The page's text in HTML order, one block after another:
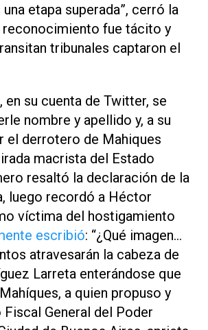
etapa superada”, cerró la
reconocimiento fue tácito y
tribunales captaron el
en su cuenta de Twitter, se
nombre y apellido y, a su
el derrotero de Mahiques
macrista del Estado
resaltó la declaración de la
luego recordó a Héctor
víctima del hostigamiento
escribió: “¿Qué imagen…
atravesarán la cabeza de
Larreta enterándose que
a quien propuso y
General del Poder